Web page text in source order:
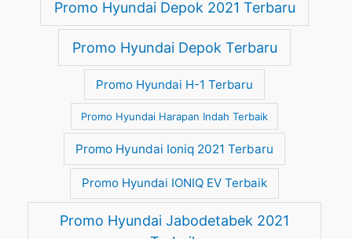
Promo Hyundai Depok 2021 Terbaru
Promo Hyundai Depok Terbaru
Promo Hyundai H-1 Terbaru
Promo Hyundai Harapan Indah Terbaik
Promo Hyundai Ioniq 2021 Terbaru
Promo Hyundai IONIQ EV Terbaik
Promo Hyundai Jabodetabek 2021